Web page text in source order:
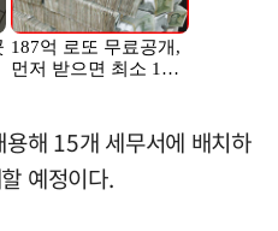
해 15개 세무서에 배치하
예정이다.